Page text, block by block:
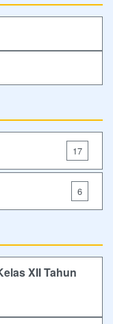
17
6
XII Tahun